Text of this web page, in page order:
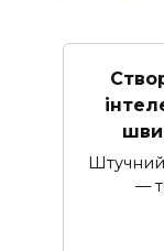
Штучний
—